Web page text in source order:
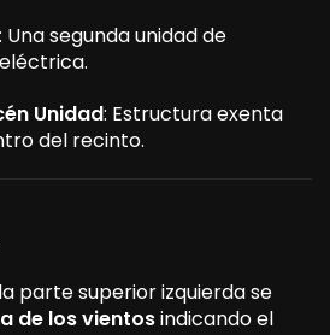
: Una segunda unidad de
Unidad: Estructura exenta
del recinto.
parte superior izquierda se
de los vientosindicando el